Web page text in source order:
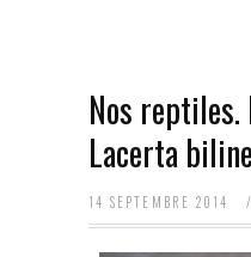
Nos reptiles.
Lacerta
14 SEPTEMBRE 2014 /